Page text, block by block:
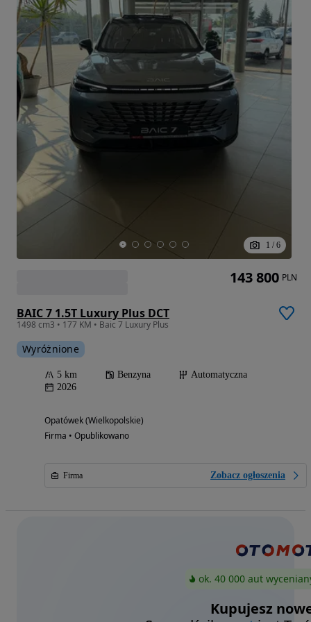
1 / 6
BAIC 7 1.5T Luxury Plus DCT
1498 cm3 • 177 KM • Baic 7 Luxury Plus
Wyróżnione
5 km Benzyna
Automatyczna
2026
Opatówek (Wielkopolskie)
Firma • Opublikowano
Firma Zobacz ogłoszenia
143 800 PLN
ok. 40 000 aut
Kupujesz